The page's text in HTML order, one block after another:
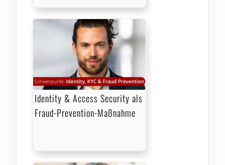
Identity & Access Security als
Fraud-Prevention-Maßnahme